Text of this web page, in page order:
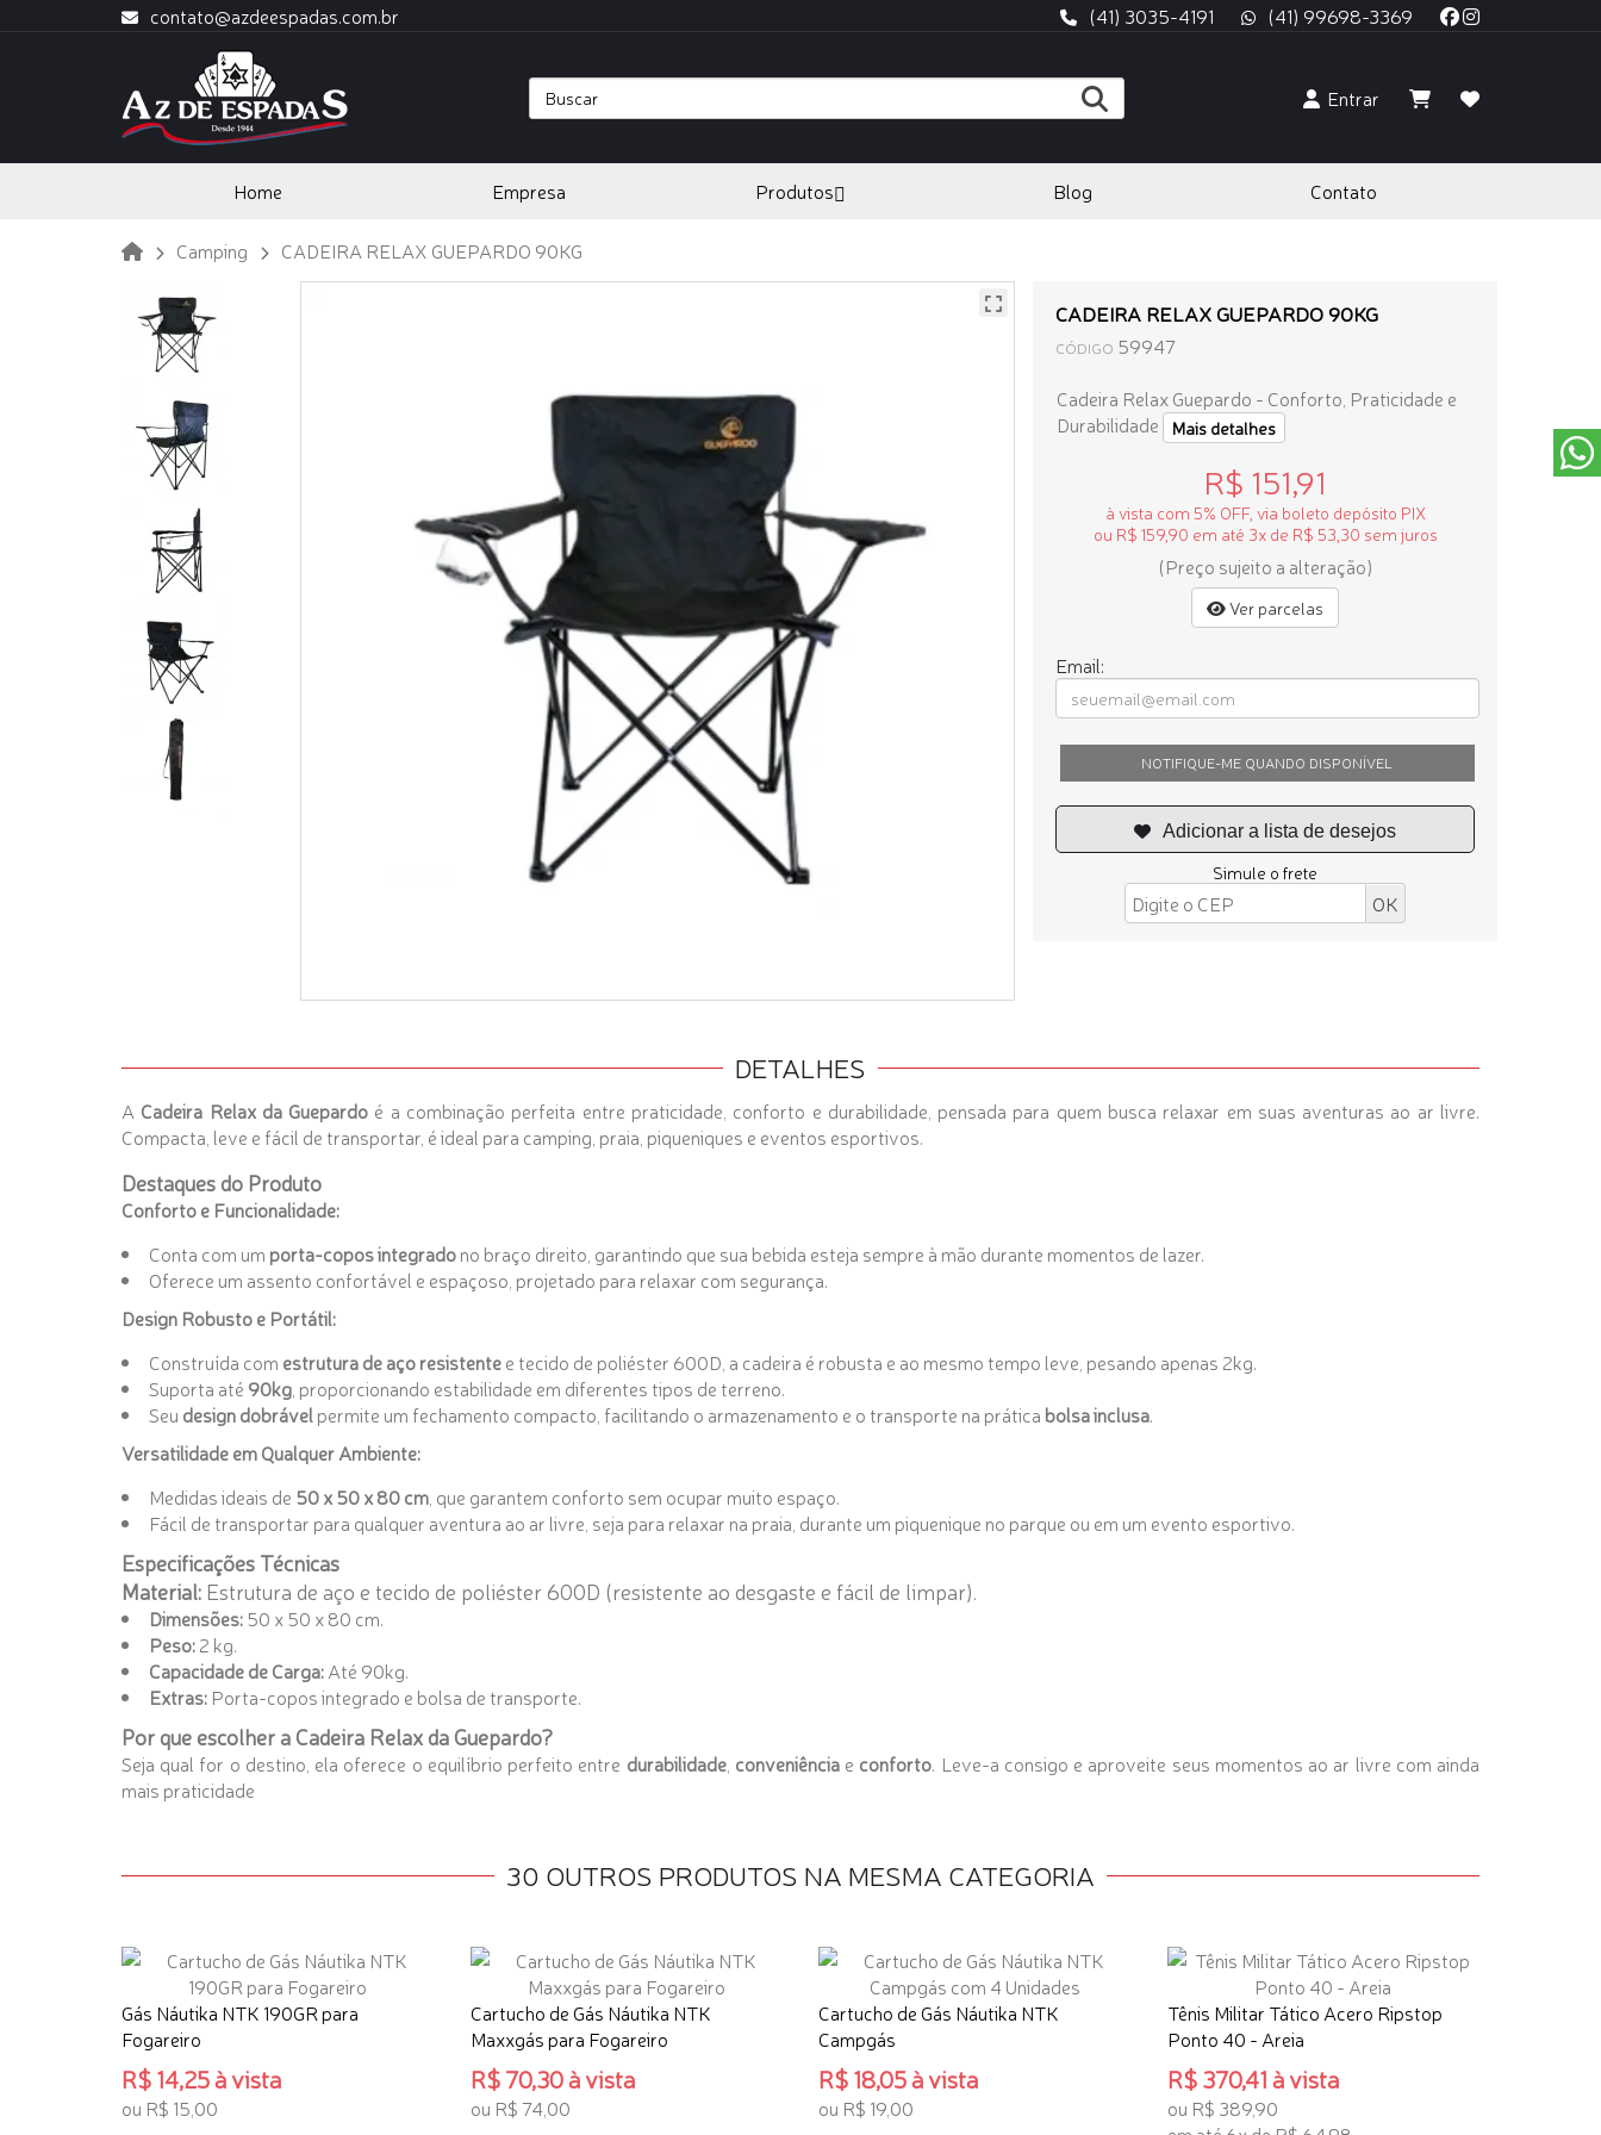
contato@azdeespadas.com.br (41) 3035-4191 (41) 99698-3369
Entrar
Home Empresa Produtos Blog Contato
Camping CADEIRA RELAX GUEPARDO 90KG
CADEIRA RELAX GUEPARDO 90KG
CÓDIGO 59947
Cadeira Relax Guepardo - Conforto, Praticidade e
Durabilidade
Mais detalhes
R$ 151,91
à vista com 5% OFF, via boleto depósito PIX
ou R$ 159,90 em até 3x de R$ 53,30 sem juros
(Preço sujeito a alteração)
Ver parcelas
Email:
NOTIFIQUE-ME QUANDO DISPONÍVEL
Simule o frete
DETALHES
A Cadeira Relax da Guepardo é a combinação perfeita entre praticidade, conforto e durabilidade, pensada para quem busca relaxar em suas aventuras ao ar livre.
Compacta, leve e fácil de transportar, é ideal para camping, praia, piqueniques e eventos esportivos.
Destaques do Produto
Conforto e Funcionalidade:
Conta com um porta-copos integradono braço direito, garantindo que sua bebida esteja sempre à mão durante momentos de lazer.
Oferece um assento confortável e espaçoso, projetado para relaxar com segurança.
Design Robusto e Portátil:
Construída com estrutura de aço resistentee tecido de poliéster 600D, a cadeira é robusta e ao mesmo tempo leve, pesando apenas 2kg.
Suporta até 90kg , proporcionando estabilidade em diferentes tipos de terreno.
Seu design dobrávelpermite um fechamento compacto, facilitando o armazenamento e o transporte na prática bolsa inclusa.
Versatilidade em Qualquer Ambiente:
Medidas ideais de 50 x 50 x 80 cm , que garantem conforto sem ocupar muito espaço.
Fácil de transportar para qualquer aventura ao ar livre, seja para relaxar na praia, durante um piquenique no parque ou em um evento esportivo.
Especificações Técnicas
Material: Estrutura de aço e tecido de poliéster 600D (resistente ao desgaste e fácil de limpar).
Dimensões: 50 x 50 x 80 cm.
Peso:2 kg.
Capacidade de Carga:Até 90kg.
Extras: Porta-copos integrado e bolsa de transporte.
Por que escolher a Cadeira Relax da Guepardo?
Seja qual for o destino, ela oferece o equilíbrio perfeito entre durabilidade, conveniênciae conforto. Leve-a consigo e aproveite seus momentos ao ar livre com ainda
mais praticidade
30 OUTROS PRODUTOS NA MESMA CATEGORIA
Gás Náutika NTK 190GR para
Fogareiro
R$ 14,25 à vista
ou R$ 15,00
Cartucho de Gás Náutika NTK
Maxxgás para Fogareiro
R$ 70,30 à vista
ou R$ 74,00
Cartucho de Gás Náutika NTK
Campgás
R$ 18,05 à vista
ou R$ 19,00
Tênis Militar Tático Acero Ripstop
Ponto 40 - Areia
R$ 370,41 à vista
ou R$ 389,90